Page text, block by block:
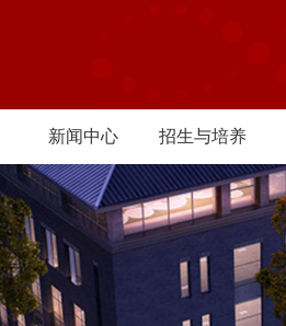
新闻中心 招生与培养